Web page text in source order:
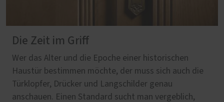
Die Zeit im Griff
Wer das Alter und die Epoche einer historischen
Haustür bestimmen möchte, der muss sich auch die
Türklopfer, Drücker und Langschilder genau
anschauen. Einen Standard sucht man vergeblich,